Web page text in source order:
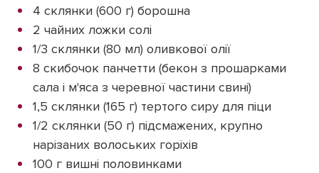
4 склянки (600 г) борошна
2 чайних ложки солі
1/3 склянки (80 мл) оливкової олії
8 скибочок панчетти (бекон з прошарками
сала і м'яса з черевної частини свині)
1,5 склянки (165 г) тертого сиру для піци
1/2 склянки (50 г) підсмажених, крупно
нарізаних волоських горіхів
100 г вишні половинками